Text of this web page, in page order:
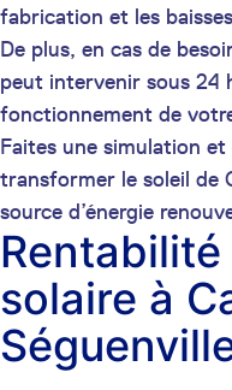
fabrication et les
De plus, en cas de
peut intervenir sous 24
fonctionnement de
Faites une simulation
transformer le soleil de
source d’énergie
solaire à